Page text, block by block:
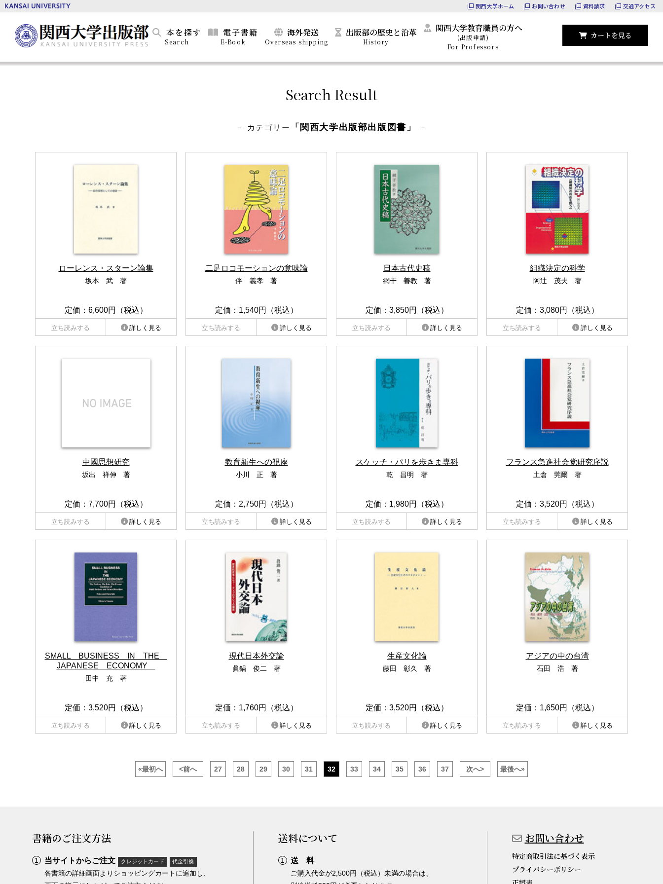
関西大学ホーム お問い合わせ 資料請求 交通アクセス
本を探す
Search
電子書籍
E-Book
海外発送
Overseas shipping
出版部の歴史と沿革
History
関西大学教育職員の方へ
(出版申請)
For Professors
カートを見る
Search Result
－ カテゴリー 「関西大学出版部出版図書」 －
ローレンス・スターン論集
坂本 武 著
定価：6,600円（税込）
立ち読みする 詳しく見る
二足ロコモーションの意味論
伴 義孝 著
定価：1,540円（税込）
立ち読みする 詳しく見る
日本古代史稿
網干 善教 著
定価：3,850円（税込）
立ち読みする 詳しく見る
組織決定の科学
阿辻 茂夫 著
定価：3,080円（税込）
立ち読みする 詳しく見る
中國思想研究
坂出 祥伸 著
定価：7,700円（税込）
立ち読みする 詳しく見る
教育新生への視座
小川 正 著
定価：2,750円（税込）
立ち読みする 詳しく見る
スケッチ・パリを歩きま専科
乾 昌明 著
定価：1,980円（税込）
立ち読みする 詳しく見る
フランス急進社会党研究序説
土倉 莞爾 著
定価：3,520円（税込）
立ち読みする 詳しく見る
SMALL BUSINESS IN THE
JAPANESE ECONOMY
田中 充 著
定価：3,520円（税込）
立ち読みする 詳しく見る
現代日本外交論
眞鍋 俊二 著
定価：1,760円（税込）
立ち読みする 詳しく見る
生産文化論
藤田 彰久 著
定価：3,520円（税込）
立ち読みする 詳しく見る
アジアの中の台湾
石田 浩 著
定価：1,650円（税込）
立ち読みする 詳しく見る
«最初へ <前へ 27 28 29 30 31 32 33 34 35 36 37 次へ> 最後へ»
書籍のご注文方法
当サイトからご注文 クレジットカード 代金引換
各書籍の詳細画面よりショッピングカートに追加し、
送料について
送 料
ご購入代金が2,500円（税込）未満の場合は、
お問い合わせ
特定商取引法に基づく表示
プライバシーポリシー